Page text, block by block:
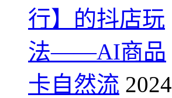
行】的抖店玩
法——AI商品
卡自然流 2024